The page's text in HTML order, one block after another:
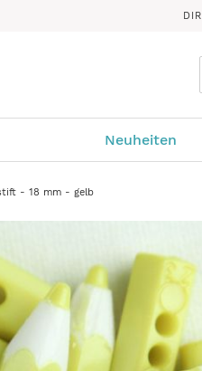
Neuheiten
- 18 mm - gelb